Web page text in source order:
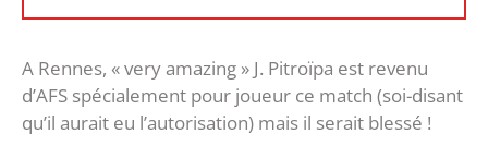
A Rennes, « very amazing » J. Pitroïpa est revenu
d’AFS spécialement pour joueur ce match (soi-disant
qu’il aurait eu l’autorisation) mais il serait blessé !